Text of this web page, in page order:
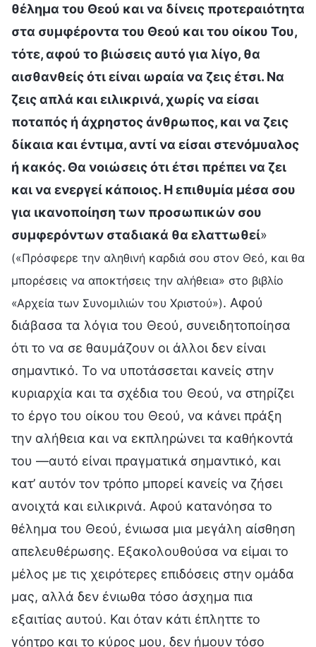
θέλημα του Θεού και να δίνεις προτεραιότητα
στα συμφέροντα του Θεού και του οίκου Του,
τότε, αφού το βιώσεις αυτό για λίγο, θα
αισθανθείς ότι είναι ωραία να ζεις έτσι. Να
ζεις απλά και ειλικρινά, χωρίς να είσαι
ποταπός ή άχρηστος άνθρωπος, και να ζεις
δίκαια και έντιμα, αντί να είσαι στενόμυαλος
ή κακός. Θα νοιώσεις ότι έτσι πρέπει να ζει
και να ενεργεί κάποιος. Η επιθυμία μέσα σου
για ικανοποίηση των προσωπικών σου
συμφερόντων σταδιακά θα ελαττωθεί»
(«Πρόσφερε την αληθινή καρδιά σου στον Θεό, και θα
μπορέσεις να αποκτήσεις την αλήθεια» στο βιβλίο
«Αρχεία των Συνομιλιών του Χριστού»). Αφού
διάβασα τα λόγια του Θεού, συνειδητοποίησα
ότι το να σε θαυμάζουν οι άλλοι δεν είναι
σημαντικό. Το να υποτάσσεται κανείς στην
κυριαρχία και τα σχέδια του Θεού, να στηρίζει
το έργο του οίκου του Θεού, να κάνει πράξη
την αλήθεια και να εκπληρώνει τα καθήκοντά
του —αυτό είναι πραγματικά σημαντικό, και
κατ’ αυτόν τον τρόπο μπορεί κανείς να ζήσει
ανοιχτά και ειλικρινά. Αφού κατανόησα το
θέλημα του Θεού, ένιωσα μια μεγάλη αίσθηση
απελευθέρωσης. Εξακολουθούσα να είμαι το
μέλος με τις χειρότερες επιδόσεις στην ομάδα
μας, αλλά δεν ένιωθα τόσο άσχημα πια
εξαιτίας αυτού. Και όταν κάτι έπληττε το
γόητρο και το κύρος μου, δεν ήμουν τόσο